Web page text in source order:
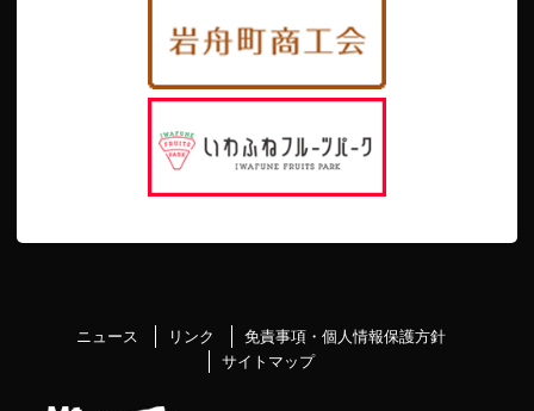
ニュース リンク
免責事項・個人情報保護方針
サイトマップ